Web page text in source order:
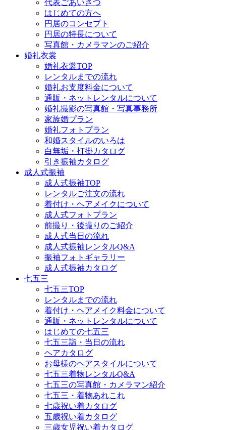
代表ごあいさつ
はじめての方へ
円居のコンセプト
円居の特長について
写真館・カメラマンのご紹介
婚礼衣裳
婚礼衣裳TOP
レンタルまでの流れ
婚礼お支度料金について
通販・ネットレンタルについて
婚礼撮影の写真館・写真事務所
家族婚プラン
婚礼フォトプラン
和婚スタイルのいろは
白無垢・打掛カタログ
引き振袖カタログ
成人式振袖
成人式振袖TOP
レンタルご注文の流れ
着付け・ヘアメイクについて
成人式フォトプラン
前撮り・後撮りのご紹介
成人式当日の流れ
成人式振袖レンタルQ&A
振袖フォトギャラリー
成人式振袖カタログ
七五三
七五三TOP
レンタルまでの流れ
着付け・ヘアメイク料金について
通販・ネットレンタルについて
はじめての七五三
七五三詣・当日の流れ
ヘアカタログ
お母様のヘアスタイルについて
七五三着物レンタルQ&A
七五三の写真館・カメラマン紹介
七五三・着物あれこれ
七歳祝い着カタログ
五歳祝い着カタログ
三歳女児祝い着カタログ